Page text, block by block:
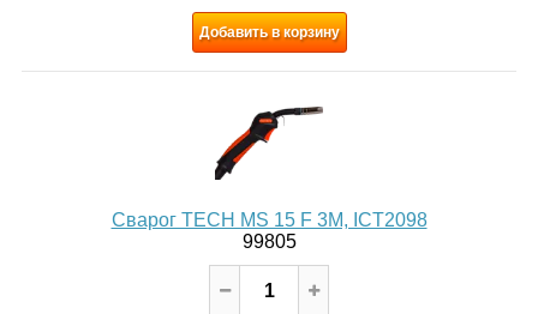
Добавить в корзину
Сварог TECH MS 15 F 3М, ICT2098
99805